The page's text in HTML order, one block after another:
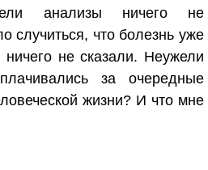
анализы ничего не
случиться, что болезнь уже
не сказали. Неужели
за очередные
жизни? И что мне